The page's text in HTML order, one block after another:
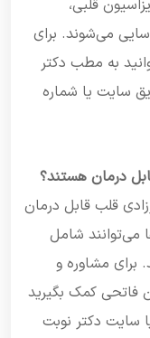
قلبی،
می‌شوند. برای
به مطب دکتر
سایت یا شماره
درمان هستند؟
قلب قابل درمان
می‌توانند شامل
برای مشاوره و
فاتحی کمک بگیرید
طریق شماره تلفن ۰۲۱۴۴۹۲۴۰۴۲ یا سایت دکتر نوبت